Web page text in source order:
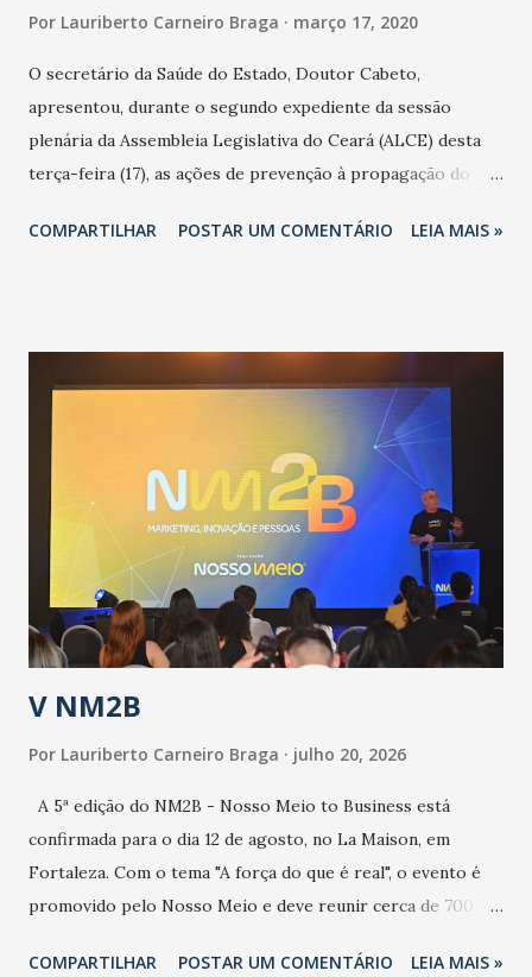
Por Lauriberto Carneiro Braga março 17, 2020
O secretário da Saúde do Estado, Doutor Cabeto,
apresentou, durante o segundo expediente da sessão
plenária da Assembleia Legislativa do Ceará (ALCE) desta
terça-feira (17), as ações de prevenção à propagação do
adotadas pelo Governo do Estado na contenção da
população suspeita e de cuidados com os ambientes
públicos e domiciliares. “Nós não estamos vivendo uma
epidemia comum, como temos em todos os anos, com
aumento de casos de dengue, influenza ou H1N1. Trata-se
de uma epidemia com um vírus diferente, com um poder de
contaminação maior que outros coronavírus”, apontou o
secretário. Segundo ele, é uma epidemia com chance de
contaminação alta, podendo gerar um grande risco à
população e ao sistema de saúde. “Precisamos saber fazer a
estratificação do risco da doença, para não so...
COMPARTILHAR POSTAR UM COMENTÁRIO LEIA MAIS »
V NM2B
Por Lauriberto Carneiro Braga julho 20, 2026
A 5ª edição do NM2B - Nosso Meio to Business está
confirmada para o dia 12 de agosto, no La Maison, em
Fortaleza. Com o tema "A força do que é real", o evento é
promovido pelo Nosso Meio e deve reunir cerca de 700
e lideranças do Mercado Nacional. Desde 2022, o NM2B
COMPARTILHAR POSTAR UM COMENTÁRIO LEIA MAIS »